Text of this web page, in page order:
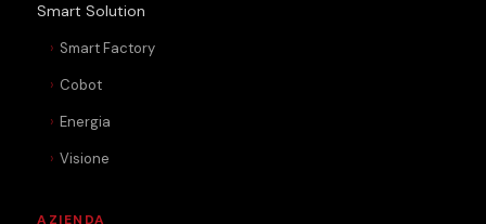
Smart Solution
Smart Factory
Cobot
Energia
Visione
AZIENDA